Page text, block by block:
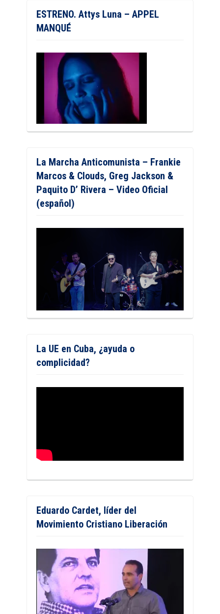
ESTRENO. Attys Luna – APPEL
MANQUÉ
La Marcha Anticomunista – Frankie
Marcos & Clouds, Greg Jackson &
Paquito D’ Rivera – Video Oficial
(español)
La UE en Cuba, ¿ayuda o
complicidad?
Eduardo Cardet, líder del
Movimiento Cristiano Liberación